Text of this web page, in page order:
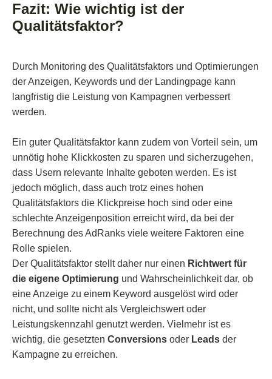
Fazit: Wie wichtig ist der
Qualitätsfaktor?
Durch Monitoring des Qualitätsfaktors und Optimierungen
der Anzeigen, Keywords und der Landingpage kann
langfristig die Leistung von Kampagnen verbessert
werden.
Ein guter Qualitätsfaktor kann zudem von Vorteil sein, um
unnötig hohe Klickkosten zu sparen und sicherzugehen,
dass Usern relevante Inhalte geboten werden. Es ist
jedoch möglich, dass auch trotz eines hohen
Qualitätsfaktors die Klickpreise hoch sind oder eine
schlechte Anzeigenposition erreicht wird, da bei der
Berechnung des AdRanks viele weitere Faktoren eine
Rolle spielen.
Der Qualitätsfaktor stellt daher nur einen Richtwert für
die eigene Optimierung und Wahrscheinlichkeit dar, ob
eine Anzeige zu einem Keyword ausgelöst wird oder
nicht, und sollte nicht als Vergleichswert oder
Leistungskennzahl genutzt werden. Vielmehr ist es
wichtig, die gesetzten Conversions oder Leads der
Kampagne zu erreichen.